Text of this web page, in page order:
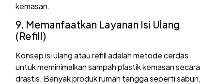
kemasan.
9. Memanfaatkan Layanan Isi Ulang
(Refill)
Konsep isi ulang atau refill adalah metode cerdas
untuk meminimalkan sampah plastik kemasan secara
drastis. Banyak produk rumah tangga seperti sabun,